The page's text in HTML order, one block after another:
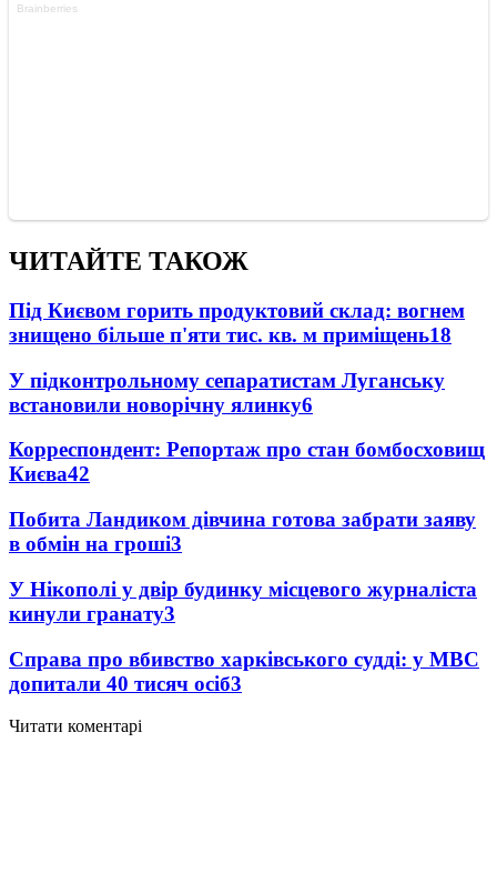
ЧИТАЙТЕ ТАКОЖ
Під Києвом горить продуктовий склад: вогнем
знищено більше п'яти тис. кв. м приміщень18
У підконтрольному сепаратистам Луганську
встановили новорічну ялинку6
Корреспондент: Репортаж про стан бомбосховищ
Києва42
Побита Ландиком дівчина готова забрати заяву
в обмін на гроші3
У Нікополі у двір будинку місцевого журналіста
кинули гранату3
Справа про вбивство харківського судді: у МВС
допитали 40 тисяч осіб3
Читати коментарі